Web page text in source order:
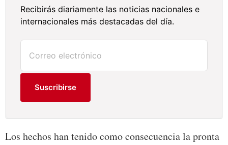
Recibirás diariamente las noticias nacionales e
internacionales más destacadas del día.
Suscribirse
Los hechos han tenido como consecuencia la pronta